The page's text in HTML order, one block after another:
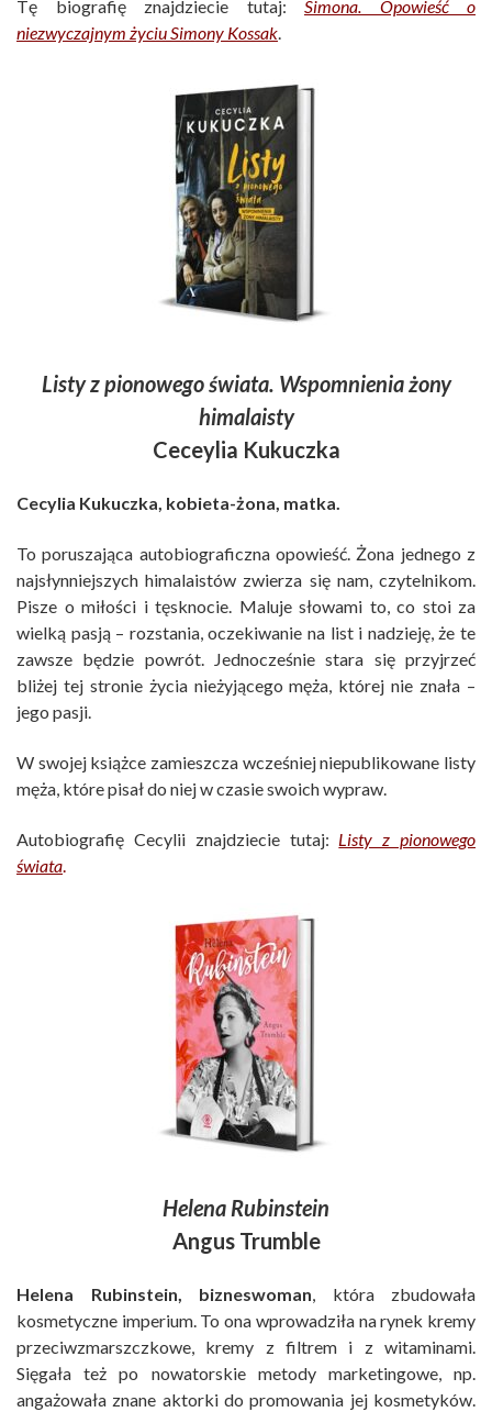
Tę biografię znajdziecie tutaj: Simona. Opowieść o
niezwyczajnym życiu Simony Kossak.
Listy z pionowego świata. Wspomnienia żony
himalaisty
Ceceylia Kukuczka
Cecylia Kukuczka, kobieta-żona, matka.
To poruszająca autobiograficzna opowieść. Żona jednego z
najsłynniejszych himalaistów zwierza się nam, czytelnikom.
Pisze o miłości i tęsknocie. Maluje słowami to, co stoi za
wielką pasją – rozstania, oczekiwanie na list i nadzieję, że te
zawsze będzie powrót. Jednocześnie stara się przyjrzeć
bliżej tej stronie życia nieżyjącego męża, której nie znała –
jego pasji.
W swojej książce zamieszcza wcześniej niepublikowane listy
męża, które pisał do niej w czasie swoich wypraw.
Autobiografię Cecylii znajdziecie tutaj: Listy z pionowego
świata.
Helena Rubinstein
Angus Trumble
Helena Rubinstein, bizneswoman, która zbudowała
kosmetyczne imperium. To ona wprowadziła na rynek kremy
przeciwzmarszczkowe, kremy z filtrem i z witaminami.
Sięgała też po nowatorskie metody marketingowe, np.
angażowała znane aktorki do promowania jej kosmetyków.